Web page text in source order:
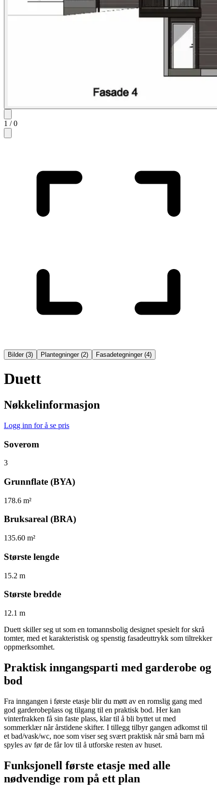
1 /0
Bilder(3) Plantegninger(2) Fasadetegninger(4)
Duett
Nøkkelinformasjon
Logg inn for å se pris
Soverom
3
Grunnflate (BYA)
178.6 m²
Bruksareal (BRA)
135.60 m²
Største lengde
15.2 m
Største bredde
12.1 m
Duett skiller seg ut som en tomannsbolig designet spesielt for skrå
tomter, med et karakteristisk og spenstig fasadeuttrykk som tiltrekker
oppmerksomhet.
Praktisk inngangsparti med garderobe og
bod
Fra inngangen i første etasje blir du møtt av en romslig gang med
god garderobeplass og tilgang til en praktisk bod. Her kan
vinterfrakken få sin faste plass, klar til å bli byttet ut med
sommerklær når årstidene skifter. I tillegg tilbyr gangen adkomst til
et bad/vask/wc, noe som viser seg svært praktisk når små barn må
spyles av før de får lov til å utforske resten av huset.
Funksjonell første etasje med alle
nødvendige rom på ett plan